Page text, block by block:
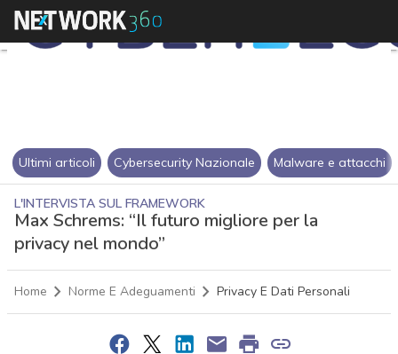
Ultimi articoli Cybersecurity Nazionale Malware e attacchi
L'INTERVISTA SUL FRAMEWORK
Max Schrems: “Il futuro migliore per la
privacy nel mondo”
Home Norme E Adeguamenti Privacy E Dati Personali